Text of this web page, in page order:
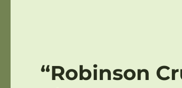
“Robinson